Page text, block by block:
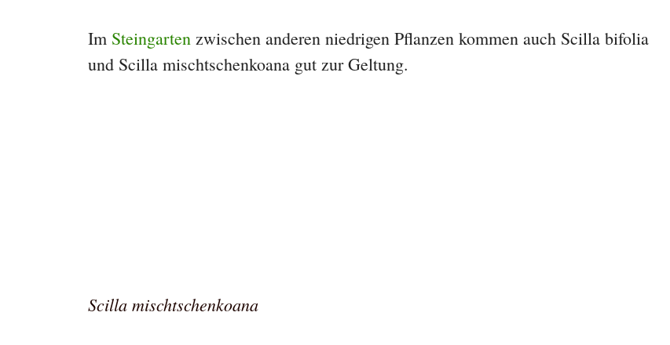
Im Steingarten zwischen anderen niedrigen Pflanzen kommen auch Scilla bifolia
und Scilla mischtschenkoana gut zur Geltung.
Scilla mischtschenkoana